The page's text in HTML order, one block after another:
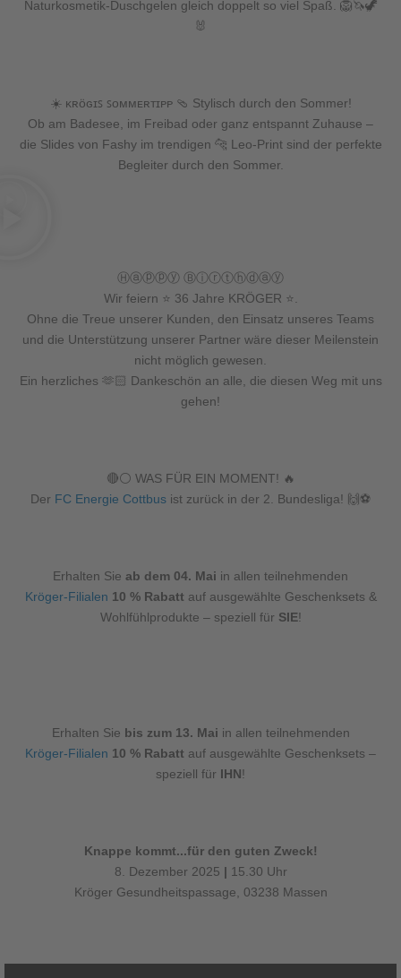
Naturkosmetik-Duschgelen gleich doppelt so viel Spaß. 🦁🦄🦖
🐰
☀️ ᴋʀöɢɪꜱ ꜱᴏᴍᴍᴇʀᴛɪᴘᴘ 🩴 Stylisch durch den Sommer!
Ob am Badesee, im Freibad oder ganz entspannt Zuhause –
die Slides von Fashy im trendigen 🐆 Leo-Print sind der perfekte
Begleiter durch den Sommer.
Ⓗⓐⓟⓟⓨ Ⓑⓘⓡⓣⓗⓓⓐⓨ
Wir feiern ⭐ 36 Jahre KRÖGER ⭐.
Ohne die Treue unserer Kunden, den Einsatz unseres Teams
und die Unterstützung unserer Partner wäre dieser Meilenstein
nicht möglich gewesen.
Ein herzliches 🫶🏻 Dankeschön an alle, die diesen Weg mit uns
gehen!
🔴⚪️ WAS FÜR EIN MOMENT! 🔥
Der FC Energie Cottbus ist zurück in der 2. Bundesliga! 🙌⚽️
Erhalten Sie ab dem 04. Mai in allen teilnehmenden
Kröger-Filialen 10 % Rabatt auf ausgewählte Geschenksets &
Wohlfühlprodukte – speziell für SIE!
Erhalten Sie bis zum 13. Mai in allen teilnehmenden
Kröger-Filialen 10 % Rabatt auf ausgewählte Geschenksets –
speziell für IHN!
Knappe kommt...für den guten Zweck!
8. Dezember 2025 | 15.30 Uhr
Kröger Gesundheitspassage, 03238 Massen